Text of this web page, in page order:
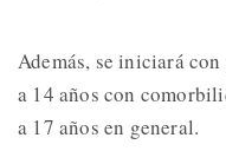
Además, se iniciará
a 14 años con
a 17 años en general.